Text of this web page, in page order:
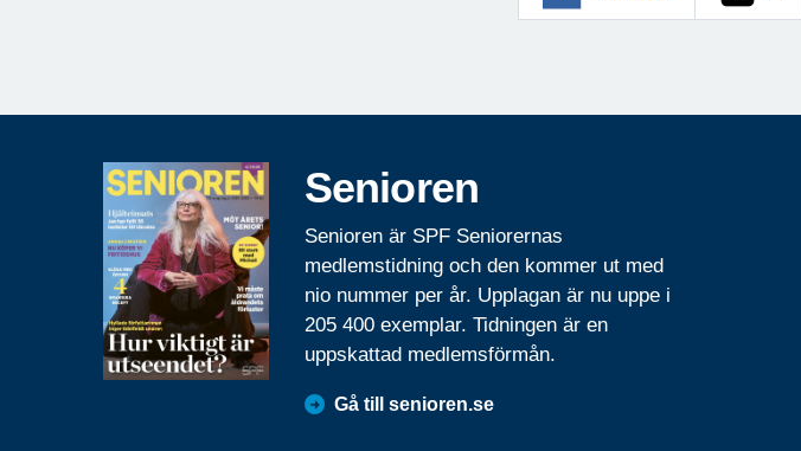
Senioren
Senioren är SPF Seniorernas
medlemstidning och den kommer ut med
nio nummer per år. Upplagan är nu uppe i
205 400 exemplar. Tidningen är en
uppskattad medlemsförmån.
Gå till senioren.se